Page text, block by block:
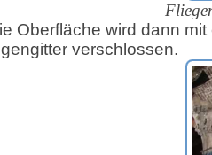
Oberfläche wird dann mit
verschlossen.